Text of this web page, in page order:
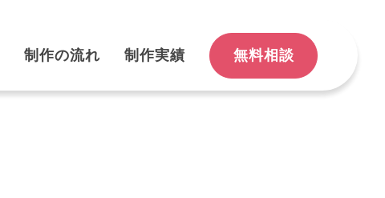
制作の流れ 制作実績 無料相談